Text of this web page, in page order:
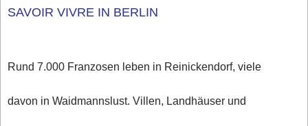
SAVOIR VIVRE IN BERLIN
Rund 7.000 Franzosen leben in Reinickendorf, viele
davon in Waidmannslust. Villen, Landhäuser und